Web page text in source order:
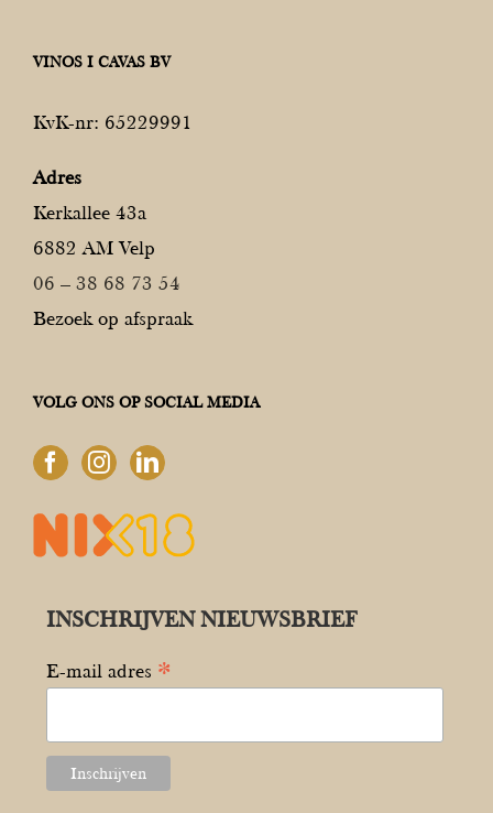
VINOS I CAVAS BV
KvK-nr: 65229991
Adres
Kerkallee 43a
6882 AM Velp
06 – 38 68 73 54
Bezoek op afspraak
VOLG ONS OP SOCIAL MEDIA
INSCHRIJVEN NIEUWSBRIEF
E-mail adres *